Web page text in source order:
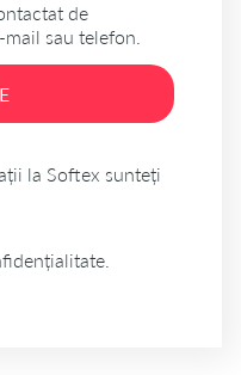
de
sau telefon.
la Softex sunteți